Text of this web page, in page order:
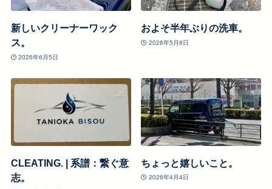
新しいクリーナーワック
ス。
2026年6月5日
およそ半年ぶりの洗車。
2026年5月8日
CLEATING. | 系譜：繋ぐ意
志。
ちょっと嬉しいこと。
2026年4月4日